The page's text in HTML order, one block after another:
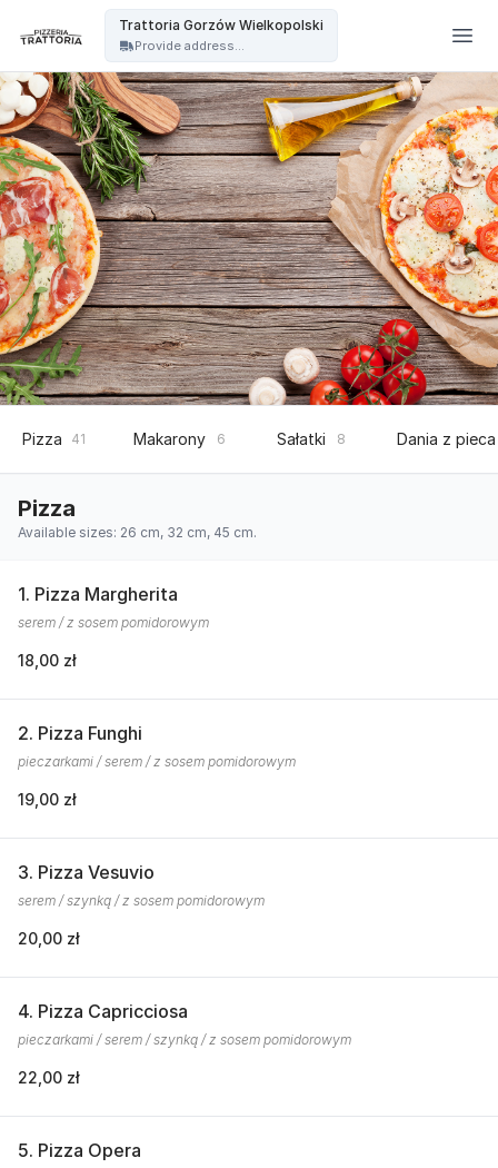
Trattoria Gorzów Wielkopolski
Provide address...
Pizza 41 Makarony 6 Sałatki 8 Dania z pieca
Pizza
Available sizes: 26 cm, 32 cm, 45 cm.
1. Pizza Margherita
serem / z sosem pomidorowym
18,00 zł
2. Pizza Funghi
pieczarkami / serem / z sosem pomidorowym
19,00 zł
3. Pizza Vesuvio
serem / szynką / z sosem pomidorowym
20,00 zł
4. Pizza Capricciosa
pieczarkami / serem / szynką / z sosem pomidorowym
22,00 zł
5. Pizza Opera